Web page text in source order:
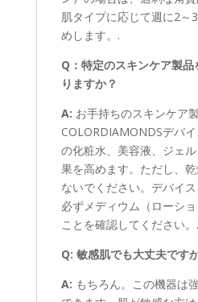
肌タイプに応じて週に2～
めします。.
Q：特定のスキンケア製
りますか？
A: お手持ちのスキンケア
COLORDIAMONDSデバ
の化粧水、美容液、ジェ
果を高めます。ただし、
ないでください。デバイス
必ずメディウム（ローシ
ことを確認してください。.
Q: 敏感肌でも大丈夫です
A: もちろん。この機器は